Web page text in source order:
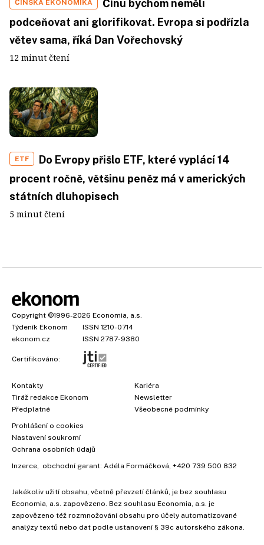
ČÍNSKÁ EKONOMIKA
Čínu bychom neměli
podceňovat ani glorifikovat. Evropa si podřízla
větev sama, říká Dan Vořechovský
12 minut čtení
ETF
Do Evropy přišlo ETF, které vyplácí 14
procent ročně, většinu peněz má v amerických
státních dluhopisech
5 minut čtení
Copyright ©1996-2026 Economia, a.s.
Týdeník Ekonom
ISSN 1210-0714
ekonom.cz
ISSN 2787-9380
Certifikováno:
Kontakty
Tiráž redakce Ekonom
Předplatné
Kariéra
Newsletter
Všeobecné podmínky
Prohlášení o cookies
Nastavení soukromí
Ochrana osobních údajů
Inzerce, obchodní garant: Adéla Formáčková, +420 739 500 832
Jakékoliv užití obsahu, včetně převzetí článků, je bez souhlasu
Economia, a.s. zapovězeno. Bez souhlasu Economia, a.s. je
zapovězeno též rozmnožování obsahu pro účely automatizované
analýzy textů nebo dat podle ustanovení § 39c autorského zákona.